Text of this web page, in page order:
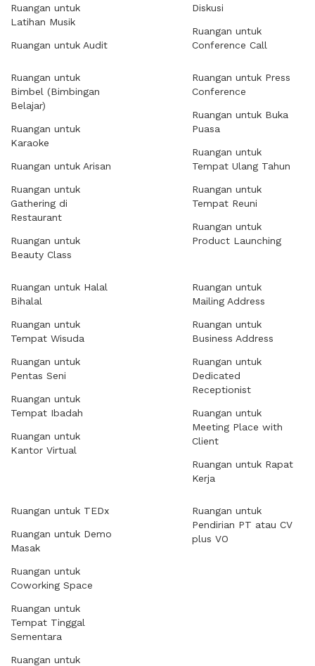
Ruangan untuk
Latihan Musik
Ruangan untuk Audit
Diskusi
Ruangan untuk
Conference Call
Ruangan untuk
Bimbel (Bimbingan
Belajar)
Ruangan untuk
Karaoke
Ruangan untuk Arisan
Ruangan untuk
Gathering di
Restaurant
Ruangan untuk
Beauty Class
Ruangan untuk Press
Conference
Ruangan untuk Buka
Puasa
Ruangan untuk
Tempat Ulang Tahun
Ruangan untuk
Tempat Reuni
Ruangan untuk
Product Launching
Ruangan untuk Halal
Bihalal
Ruangan untuk
Tempat Wisuda
Ruangan untuk
Pentas Seni
Ruangan untuk
Tempat Ibadah
Ruangan untuk
Kantor Virtual
Ruangan untuk
Mailing Address
Ruangan untuk
Business Address
Ruangan untuk
Dedicated
Receptionist
Ruangan untuk
Meeting Place with
Client
Ruangan untuk Rapat
Kerja
Ruangan untuk TEDx
Ruangan untuk Demo
Masak
Ruangan untuk
Coworking Space
Ruangan untuk
Tempat Tinggal
Sementara
Ruangan untuk
Ruangan untuk
Pendirian PT atau CV
plus VO